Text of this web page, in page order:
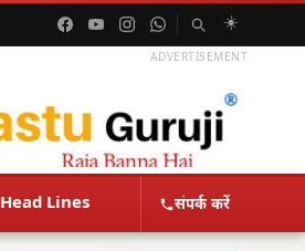
☀️
ADVERTISEMENT
Head Lines संपर्क करें